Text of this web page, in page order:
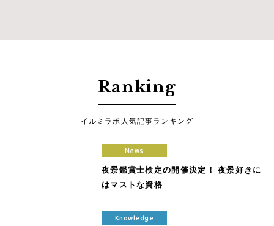
Ranking
イルミラボ人気記事ランキング
News
夜景鑑賞士検定の開催決定！ 夜景好きに
はマストな資格
Knowledge